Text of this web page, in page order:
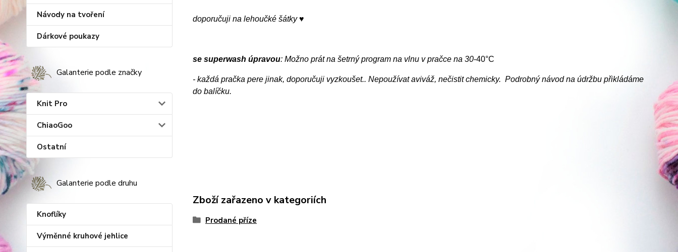
Návody na tvoření
Dárkové poukazy
Galanterie podle značky
Knit Pro
ChiaoGoo
Ostatní
Galanterie podle druhu
Knoflíky
Výměnné kruhové jehlice
doporučuji na lehoučké šátky ♥
se superwash úpravou: Možno prát na šetrný program na vlnu v pračce na 30-40°C
- každá pračka pere jinak, doporučuji vyzkoušet.. Nepoužívat aviváž, nečistit chemicky. Podrobný návod na údržbu přikládáme
do balíčku.
Zboží zařazeno v kategoriích
Prodané příze